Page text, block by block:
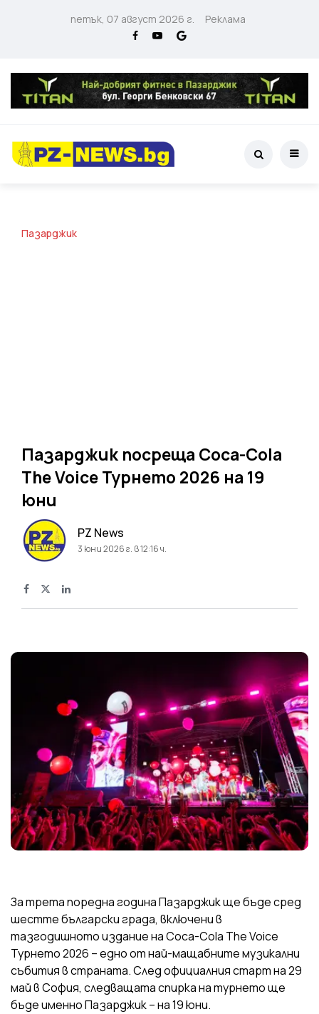
петък, 07 август 2026 г. Реклама
Пазарджик
Пазарджик посреща Coca-Cola
The Voice Турнето 2026 на 19
юни
PZ News
3 юни 2026 г. в 12:16 ч.
За трета поредна година Пазарджик ще бъде сред
шестте български града, включени в
тазгодишното издание на Coca-Cola The Voice
Турнето 2026 – едно от най-мащабните музикални
събития в страната. След официалния старт на 29
май в София, следващата спирка на турнето ще
бъде именно Пазарджик – на 19 юни.